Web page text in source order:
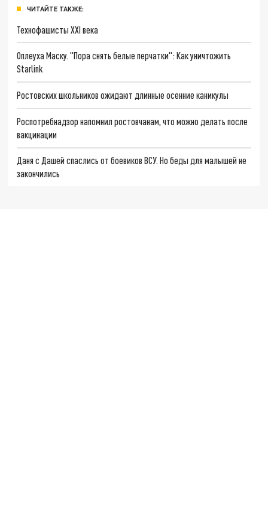
ЧИТАЙТЕ ТАКЖЕ:
Технофашисты XXI века
Оплеуха Маску. "Пора снять белые перчатки": Как уничтожить
Starlink
Ростовских школьников ожидают длинные осенние каникулы
Роспотребнадзор напомнил ростовчанам, что можно делать после
вакцинации
Даня с Дашей спаслись от боевиков ВСУ. Но беды для малышей не
закончились